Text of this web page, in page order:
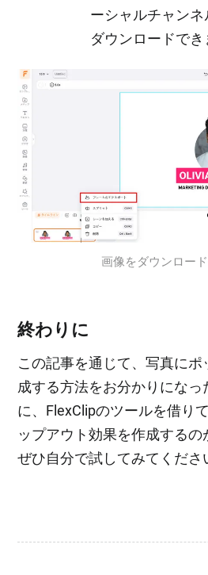
ーシャルチャン
ダウンロードでき
画像をダウンロー
終わりに
この記事を通じて、写真に
成する方法をお分かりにな
に、FlexClipのツールを借り
ップアウト効果を作成するの
ぜひ自分で試してみてくださ